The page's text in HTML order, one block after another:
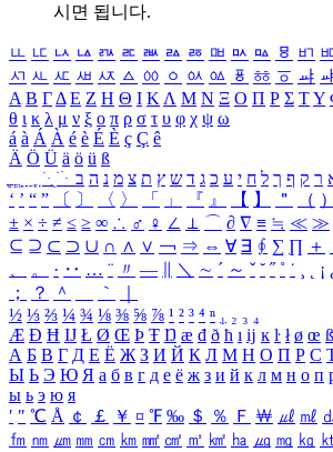
시면 됩니다.
ㅥ ㅦ ㅧ ㅨ ㅩ ㅪ ㅫ ㅬ ㅭ ㅮ ㅯ ㅰ ㅱ ㅲ
ㅺ ㅻ ㅼ ㅽ ㅾ ㅿ ㆀ ㆁ ㆂ ㆃ ㆄ ㆅ ㆆ ㆇ ㆈ
Α Β ΓΔ Ε Ζ Η Θ Ι ΚΛ Μ Ν Ξ Ο Π Ρ Σ ΤΥ
θ ι κ λ μ ν ξ ο π ρ σ τ υ φ χ ψ ω
á à Á À é è É È ç Ç ê
Ä Ö Ü ä ö ü ß
ִֶֹ ֻּ ׁׂ ר ק ף ך ל ח י ע כ ג ד ש ץ ת צ מ נ ה ב
‘ ’ “ ” 〔 〕 〈 〉 「 」 『 』 【 】 ＂ （ ）
± × ÷ ≠ ≤ ≥ ∞ ∴ ♂ ♀ ∠ ⊥ ⌒ ∂ ∇ ≡ ≒ ≪ ≫
⊆ ⊇ ⊂ ⊃ ∪ ∩ ∧ ∨ ￢ ⇒ ⇔ ∀ ∃ ∮ ∑ ∏ ＋
、
。 · ‥ … ¨ 〃 ― ＼ ∼ ´ ～ ˇ ˘ ˝ ˚ ˙ ¸ ¡
；
？ ＾ ｀
½ ⅓ ⅔ ¼ ¾ ⅛ ⅜ ⅝ ⅞ ¹ ² ³ ⁴ ⁿ ₁ ₂ ₃ ₄
Æ Ð Ħ Ĳ Ł Ø Œ Þ Ŧ Ŋ æ đ ð ħ ı ĳ ĸ ŀ ł ø œ ß
А Б В Г Д Е Ё Ж З И Й К Л М Н О П Р С
Ы Ь Э Ю Я а б в г д е ё ж з и й к л м н о п
ы ь э ю я
′ ″ ℃ Å ￠ ￡ ￥ ¤ ℉ ‰ ＄ ％ Ｆ ￦ ㎕ ㎖
㎙ ㎚ ㎛ ㎜ ㎝ ㎞ ㎟ ㎠ ㎡ ㎢ ㏊ ㎍ ㎎ ㎏